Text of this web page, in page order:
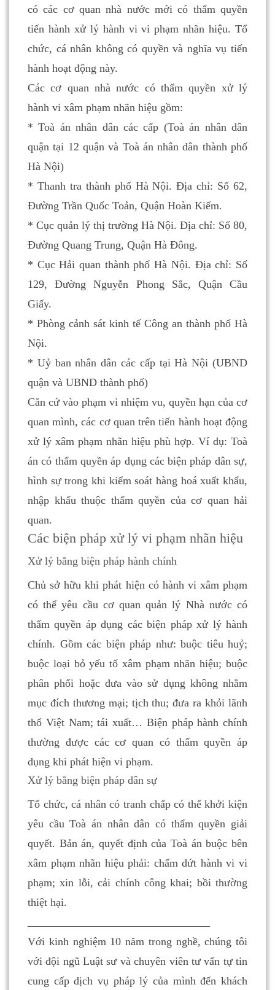
có các cơ quan nhà nước mới có thẩm quyền
tiến hành xử lý hành vi vi phạm nhãn hiệu. Tổ
chức, cá nhân không có quyền và nghĩa vụ tiến
hành hoạt động này.
Các cơ quan nhà nước có thẩm quyền xử lý
hành vi xâm phạm nhãn hiệu gồm:
* Toà án nhân dân các cấp (Toà án nhân dân
quận tại 12 quận và Toà án nhân dân thành phố
Hà Nội)
* Thanh tra thành phố Hà Nội. Địa chỉ: Số 62,
Đường Trần Quốc Toản, Quận Hoàn Kiếm.
* Cục quản lý thị trường Hà Nội. Địa chỉ: Số 80,
Đường Quang Trung, Quận Hà Đông.
* Cục Hải quan thành phố Hà Nội. Địa chỉ: Số
129, Đường Nguyễn Phong Sắc, Quận Cầu
Giấy.
* Phòng cảnh sát kinh tế Công an thành phố Hà
Nội.
* Uỷ ban nhân dân các cấp tại Hà Nội (UBND
quận và UBND thành phố)
Căn cứ vào phạm vi nhiệm vu, quyền hạn của cơ
quan mình, các cơ quan trên tiến hành hoạt động
xử lý xâm phạm nhãn hiệu phù hợp. Ví dụ: Toà
án có thẩm quyền áp dụng các biện pháp dân sự,
hình sự trong khi kiểm soát hàng hoá xuất khẩu,
nhập khẩu thuộc thẩm quyền của cơ quan hải
quan.
Các biện pháp xử lý vi phạm nhãn hiệu
Xử lý bằng biện pháp hành chính
Chủ sở hữu khi phát hiện có hành vi xâm phạm
có thể yêu cầu cơ quan quản lý Nhà nước có
thẩm quyền áp dụng các biện pháp xử lý hành
chính. Gồm các biện pháp như: buộc tiêu huỷ;
buộc loại bỏ yếu tố xâm phạm nhãn hiệu; buộc
phân phối hoặc đưa vào sử dụng không nhằm
mục đích thương mại; tịch thu; đưa ra khỏi lãnh
thổ Việt Nam; tái xuất… Biện pháp hành chính
thường được các cơ quan có thẩm quyền áp
dụng khi phát hiện vi phạm.
Xử lý bằng biện pháp dân sự
Tổ chức, cá nhân có tranh chấp có thể khởi kiện
yêu cầu Toà án nhân dân có thẩm quyền giải
quyết. Bản án, quyết định của Toà án buộc bên
xâm phạm nhãn hiệu phải: chấm dứt hành vi vi
phạm; xin lỗi, cải chính công khai; bồi thường
thiệt hại.
Với kinh nghiệm 10 năm trong nghề, chúng tôi
với đội ngũ Luật sư và chuyên viên tư vấn tự tin
cung cấp dịch vụ pháp lý của mình đến khách